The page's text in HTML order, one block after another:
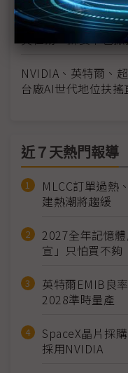
英特爾CEO宴請11
黃仁勳、蘇姿丰也
NVIDIA、英特爾、
台廠AI世代地位扶搖
近７天熱門報導
MLCC訂單過
建熱潮將趨緩
2027全年記憶
宣」只怕買不夠
英特爾EMIB良
2028準時量產
SpaceX晶片採
採用NVIDIA